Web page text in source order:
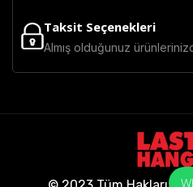
Taksit Seçenekleri
Almış olduğunuz